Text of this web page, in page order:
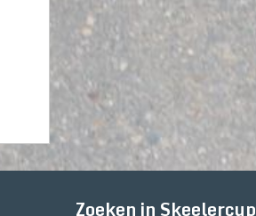
Zoeken in Skeelercup